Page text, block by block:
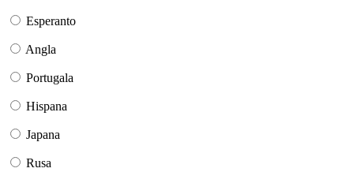
Esperanto
Angla
Portugala
Hispana
Japana
Rusa